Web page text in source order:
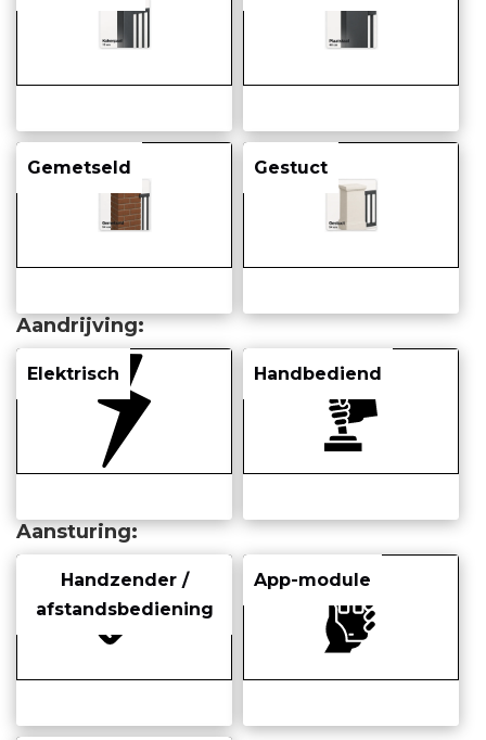
Gemetseld Gestuct
Aandrijving
Elektrisch Handbediend
Aansturing
Handzender /
afstandsbediening
App-module